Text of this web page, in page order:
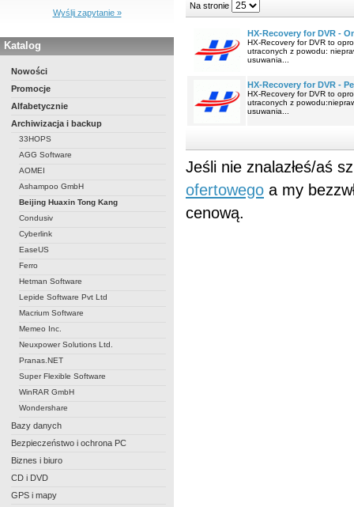
Wyślij zapytanie »
Katalog
Nowości
Promocje
Alfabetycznie
Archiwizacja i backup
33HOPS
AGG Software
AOMEI
Ashampoo GmbH
Beijing Huaxin Tong Kang
Condusiv
Cyberlink
EaseUS
Ferro
Hetman Software
Lepide Software Pvt Ltd
Macrium Software
Memeo Inc.
Neuxpower Solutions Ltd.
Pranas.NET
Super Flexible Software
WinRAR GmbH
Wondershare
Bazy danych
Bezpieczeństwo i ochrona PC
Biznes i biuro
CD i DVD
GPS i mapy
Na stronie
HX-Recovery for DVR -
HX-Recovery for DVR to
utraconych z powodu:
usuwania...
HX-Recovery for DVR -
HX-Recovery for DVR to
utraconych z
usuwania...
Jeśli nie znalazłeś/aś
ofertowego a my
cenową.